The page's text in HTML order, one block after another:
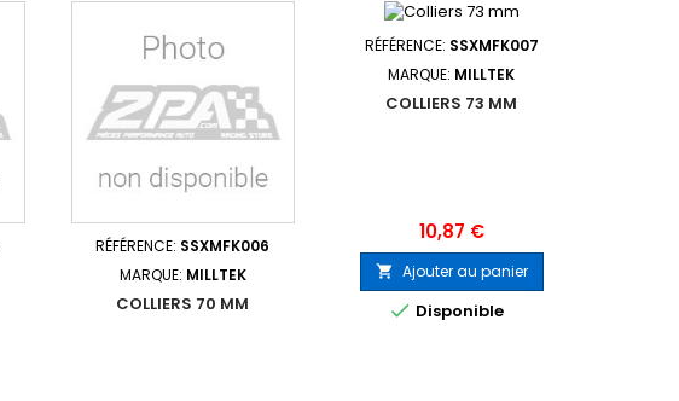
RÉFÉRENCE: SSXMFK006
MARQUE: MILLTEK
COLLIERS 70 MM
RÉFÉRENCE: SSXMFK007
MARQUE: MILLTEK
COLLIERS 73 MM
Prix
10,87 €
 Ajouter au panier
 Disponible